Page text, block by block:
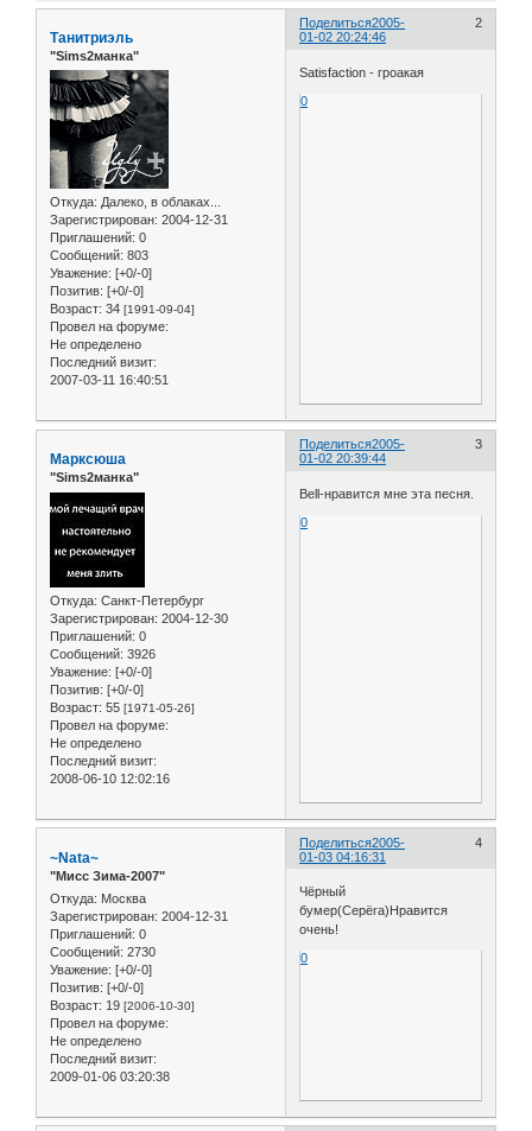
Поделиться 2
2005-
01-02 20:24:46
Танитриэль
"Sims2манка"
Откуда: Далеко, в облаках...
Зарегистрирован: 2004-12-31
Приглашений: 0
Сообщений: 803
Уважение: [+0/-0]
Позитив: [+0/-0]
Возраст: 34 [1991-09-04]
Провел на форуме:
Не определено
Последний визит:
2007-03-11 16:40:51
Satisfaction - гроакая
0
Поделиться 3
2005-
01-02 20:39:44
Марксюша
"Sims2манка"
Откуда: Санкт-Петербург
Зарегистрирован: 2004-12-30
Приглашений: 0
Сообщений: 3926
Уважение: [+0/-0]
Позитив: [+0/-0]
Возраст: 55 [1971-05-26]
Провел на форуме:
Не определено
Последний визит:
2008-06-10 12:02:16
Bell-нравится мне эта песня.
0
Поделиться 4
2005-
01-03 04:16:31
~Nata~
"Мисс Зима-2007"
Откуда: Москва
Зарегистрирован: 2004-12-31
Приглашений: 0
Сообщений: 2730
Уважение: [+0/-0]
Позитив: [+0/-0]
Возраст: 19 [2006-10-30]
Провел на форуме:
Не определено
Последний визит:
2009-01-06 03:20:38
Чёрный
бумер(Серёга)Нравится
очень!
0